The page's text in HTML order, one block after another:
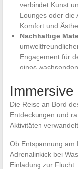
verbindet Kunst
Lounges oder die
Komfort und
Nachhaltige
Engagement für
eines
Die Reise an Bord
Entdeckungen und
Aktivitäten
Ob Entspannung am
Adrenalinkick bei
Einladung zur